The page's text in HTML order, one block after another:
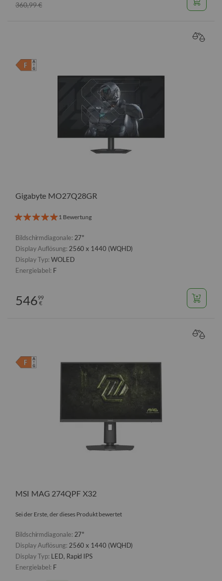
360,99€
Gigabyte MO27Q28GR
1 Bewertung
Bildschirmdiagonale: 27"
Display Auflösung: 2560 x 1440 (WQHD)
Display Typ:WOLED
Energielabel: F
54699
€
MSI MAG 274QPF X32
Sei der Erste, der dieses Produkt bewertet
Bildschirmdiagonale: 27"
Display Auflösung: 2560 x 1440 (WQHD)
Display Typ: LED, Rapid IPS
Energielabel: F